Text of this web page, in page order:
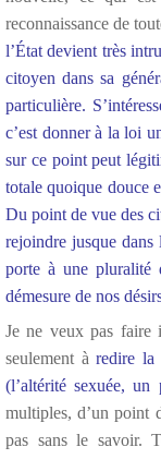
reconnaissance de
l’État devient très
citoyen dans sa
particulière.
c’est donner à la loi
sur ce point peut
totale quoique douce
Du point de vue des
rejoindre jusque
porte à une pluralité
démesure de nos
Je ne veux pas faire
seulement àredire la
(l’altérité sexuée, un
multiples, d’un point
pas sans le savoir.